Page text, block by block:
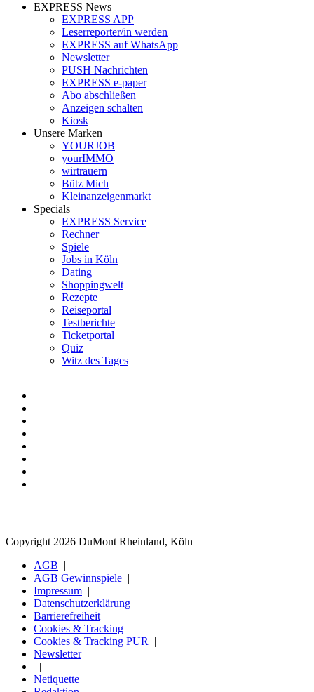
EXPRESS News
EXPRESS APP
Leserreporter/in werden
EXPRESS auf WhatsApp
Newsletter
PUSH Nachrichten
EXPRESS e-paper
Abo abschließen
Anzeigen schalten
Kiosk
Unsere Marken
YOURJOB
yourIMMO
wirtrauern
Bütz Mich
Kleinanzeigenmarkt
Specials
EXPRESS Service
Rechner
Spiele
Jobs in Köln
Dating
Shoppingwelt
Rezepte
Reiseportal
Testberichte
Ticketportal
Quiz
Witz des Tages
Copyright 2026 DuMont Rheinland, Köln
AGB
AGB Gewinnspiele
Impressum
Datenschutzerklärung
Barrierefreiheit
Cookies & Tracking
Cookies & Tracking PUR
Newsletter
Netiquette